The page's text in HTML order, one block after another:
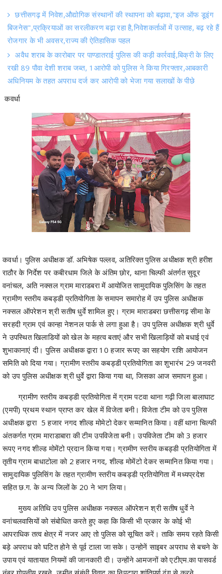
छत्तीसगढ़ में निवेश,औद्योगिक संस्थानों की स्थापना को बढ़ावा,"इज ऑफ डूइंग
बिजनेस",प्रक्रियाओं का सरलीकरण बढ़ा रहा है,निवेशकर्ताओं में उत्साह, बढ़ रहे हैं
रोजगार के भी अवसर,राज्य की ऐतिहासिक पहल
अवैध शराब के कारोबार पर पाण्डातराई पुलिस की कड़ी कार्रवाई,बिक्री के लिए
रखी 89 पौवा देशी शराब जब्त, 1आरोपी को पुलिस ने किया गिरफ्तार,आबकारी
अधिनियम के तहत अपराध दर्ज कर आरोपी को भेजा गया सलाखों के पीछे
कवर्धा
कवर्धा। पुलिस अधीक्षक डॉ. अभिषेक पल्लव, अतिरिक्त पुलिस अधीक्षक श्री हरीश
राठौर के निर्देश पर कबीरधाम जिले के अंतिम छोर, थाना चिल्फी अंतर्गत सुदूर
वनांचल, अति नक्सल ग्राम माराडबरा में आयोजित सामुदायिक पुलिसिंग के तहत
ग्रामीण स्तरीय कबड्डी प्रतियोगिता के समापन समारोह में उप पुलिस अधीक्षक
नक्सल ऑपरेशन श्री सतीष धुर्वे शामिल हुए। ग्राम माराडबरा छत्तीसगढ़ सीमा के
सरहदी ग्राम एवं कान्हा नेशनल पार्क से लगा हुआ है। उप पुलिस अधीक्षक श्री धुर्वे
ने उपस्थित खिलाडियों को खेल के महत्व बताएं और सभी खिलाड़ियों को बधाई एवं
शुभाकानाएं दी। पुलिस अधीक्षक द्वारा 10 हजार रूपए का सहयोग राशि आयोजन
समिति को दिया गया। ग्रामीण स्तरीय कबड्डी प्रतियोगिता का शुभारंभ 29 जनवरी
को उप पुलिस अधीक्षक श्री धुर्वे द्वारा किया गया था, जिसका आज समापन हुआ।
ग्रामीण स्तरीय कबड्डी प्रतियोगिता में ग्राम पटवा थाना गढ़ी जिला बालाघाट
(एमपी) प्रथम स्थान प्राप्त कर खेल में विजेता बनी। विजेता टीम को उप पुलिस
अधीक्षक द्वारा 5 हजार नगद शील्ड मोमेटो देकर सम्मानित किया। वहीं थाना चिल्फी
अंतकर्गत ग्राम माराडाबारा की टीम उपविजेता बनी। उपविजेता टीम को 3 हजार
रूपए नगद शील्ड मोमेंटो प्रदान किया गया। ग्रामीण स्तरीय कबड्डी प्रतियोगिता में
तृतीय ग्राम बाधाटोला को 2 हजार नगद, शील्ड मोमेंटो देकर सम्मानित किया गया।
सामुदायिक पुलिसिंग के तहत ग्रामीण स्तरीय कबड्डी प्रतियोगिता में मध्यप्रदेश
सहित छ.ग. के अन्य जिलों के 20 ने भाग लिया।
मुख्य अतिथि उप पुलिस अधीक्षक नक्सल ऑपरेशन श्री सतीष धुर्वे ने
वनांचलवासियों को संबोधित करते हुए कहा कि किसी भी प्रकार के कोई भी
आपराधिक तत्व क्षेत्र में नजर आए तो पुलिस को सूचित करें। ताकि समय रहते किसी
बड़े अपराध को घटित होने से पूर्व टाला जा सके। उन्होनें साइबर अपराध से बचने के
उपाय एवं यातायात नियमों की जानकारी दी। उन्होंने आमजनों को एटीएम.का पासवर्ड